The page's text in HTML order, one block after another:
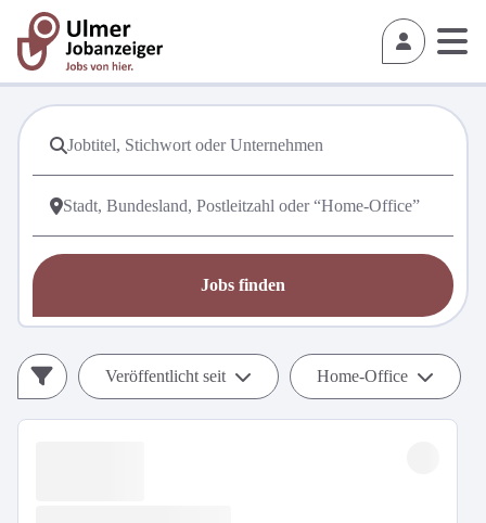
Jobs finden
Veröffentlicht seit Home-Office